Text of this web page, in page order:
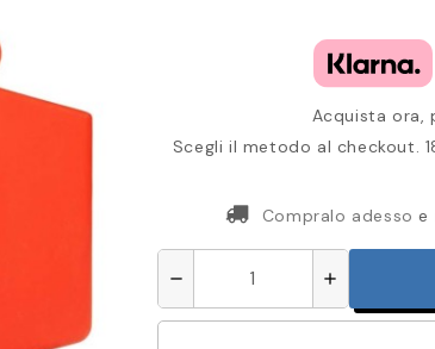
Acquista ora,
Scegli il metodo al checkout.
Compralo adessoe
remove add